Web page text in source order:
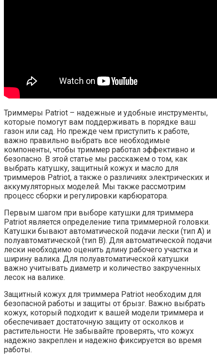
Триммеры Patriot – надежные и удобные инструменты,
которые помогут вам поддерживать в порядке ваш
газон или сад. Но прежде чем приступить к работе,
важно правильно выбрать все необходимые
компоненты, чтобы триммер работал эффективно и
безопасно. В этой статье мы расскажем о том, как
выбрать катушку, защитный кожух и масло для
триммеров Patriot, а также о различиях электрических и
аккумуляторных моделей. Мы также рассмотрим
процесс сборки и регулировки карбюратора.
Первым шагом при выборе катушки для триммера
Patriot является определение типа триммерной головки.
Катушки бывают автоматической подачи лески (тип A) и
полуавтоматической (тип B). Для автоматической подачи
лески необходимо оценить длину рабочего участка и
ширину валика. Для полуавтоматической катушки
важно учитывать диаметр и количество закрученных
лесок на валике.
Защитный кожух для триммера Patriot необходим для
безопасной работы и защиты от брызг. Важно выбрать
кожух, который подходит к вашей модели триммера и
обеспечивает достаточную защиту от осколков и
растительности. Не забывайте проверять, что кожух
надежно закреплен и надежно фиксируется во время
работы.